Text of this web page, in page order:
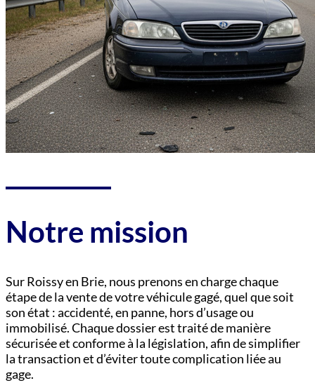
Notre mission
Sur Roissy en Brie, nous prenons en charge chaque
étape de la vente de votre véhicule gagé, quel que soit
son état : accidenté, en panne, hors d’usage ou
immobilisé. Chaque dossier est traité de manière
sécurisée et conforme à la législation, afin de simplifier
la transaction et d’éviter toute complication liée au
gage.